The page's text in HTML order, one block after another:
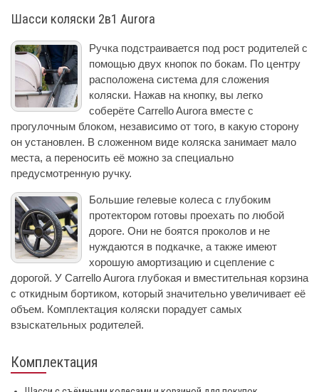
Шасси коляски 2в1 Aurora
Ручка подстраивается под рост родителей с
помощью двух кнопок по бокам. По центру
расположена система для сложения
коляски. Нажав на кнопку, вы легко
соберёте Carrello Aurora вместе с
прогулочным блоком, независимо от того, в какую сторону
он установлен. В сложенном виде коляска занимает мало
места, а переносить её можно за специально
предусмотренную ручку.
Большие гелевые колеса с глубоким
протектором готовы проехать по любой
дороге. Они не боятся проколов и не
нуждаются в подкачке, а также имеют
хорошую амортизацию и сцепление с
дорогой. У Carrello Aurora глубокая и вместительная корзина
с откидным бортиком, который значительно увеличивает её
объем. Комплектация коляски порадует самых
взыскательных родителей.
Комплектация